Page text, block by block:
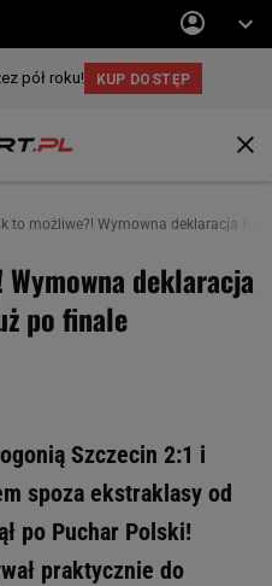
to możliwe?! Wymowna deklaracja
deklaracja
po finale
Szczecin 2:1 i
spoza ekstraklasy od
po Puchar Polski!
praktycznie do